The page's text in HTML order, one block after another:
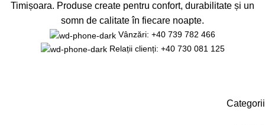
Timișoara. Produse create pentru confort, durabilitate și un
somn de calitate în fiecare noapte.
Vânzări: +40 739 782 466
Relații clienți: +40 730 081 125
Categorii